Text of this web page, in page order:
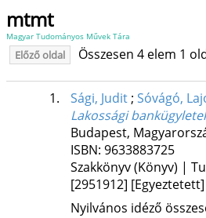
mtmt
Magyar Tudományos Művek Tára
Előző oldal Összesen 4 elem 1
1. Sági, Judit; Sóvágó,
Lakossági
Budapest,
ISBN: 9633883725
Szakkönyv (Könyv) |
[2951912] [Egyeztetett]
Nyilvános idéző